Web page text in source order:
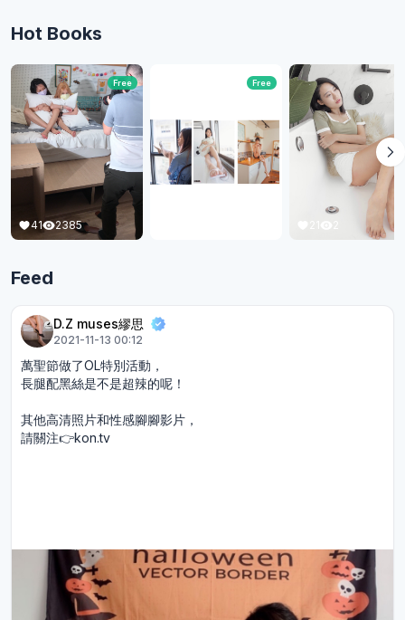
Hot Books
41 2385
Free Free
Feed
D.Z muses繆思
2021-11-13 00:12
萬聖節做了OL特別活動，
長腿配黑絲是不是超辣的呢！
其他高清照片和性感腳腳影片，
請關注👉kon.tv